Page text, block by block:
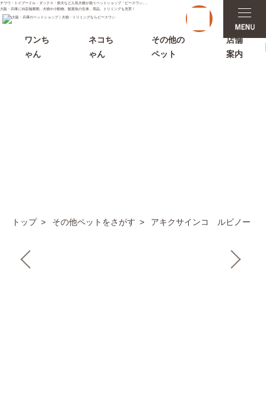
チワワ・トイプードル・ダックス・柴犬など人気犬種が揃うペットショップ「ピースワン」。
大阪・兵庫に15店舗展開。犬猫や小動物、観賞魚の生体、用品、トリミングも充実！
t
o
g
g
ワンち
ゃん
ネコち
ゃん
その他の
ペット
店舗
案内
トップ その他ペットをさがす アキクサインコ ルビノー